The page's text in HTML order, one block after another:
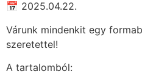
📅 2025.04.22.
Várunk mindenkit egy
szeretettel!
A tartalomból: